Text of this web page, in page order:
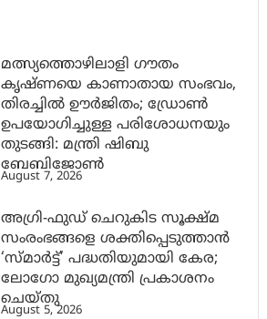
മത്സ്യത്തൊഴിലാളി ഗൗതം
കൃഷ്ണയെ കാണാതായ സംഭവം,
തിരച്ചിൽ ഊർജിതം; ഡ്രോണ്‍
ഉപയോഗിച്ചുള്ള പരിശോധനയും
തുടങ്ങി: മന്ത്രി ഷിബു
ബേബിജോണ്‍
August 7, 2026
അഗ്രി-ഫുഡ് ചെറുകിട സൂക്ഷ്മ
സംരംഭങ്ങളെ ശക്തിപ്പെടുത്താന്‍
‘സ്മാര്‍ട്ട്’ പദ്ധതിയുമായി കേര;
ലോഗോ മുഖ്യമന്ത്രി പ്രകാശനം
ചെയ്തു
August 5, 2026